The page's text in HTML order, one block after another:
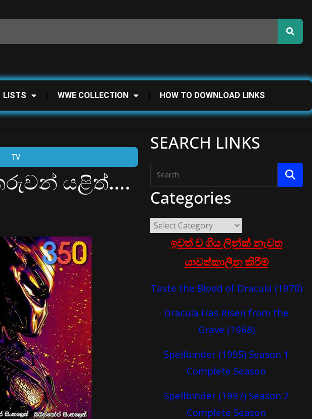
LISTS WWE COLLECTION HOW TO DOWNLOAD LINKS
TV
යළිත්….
SEARCH LINKS
Categories
ඉවත් ව ගිය ලින්ක් නැවත
යාවත්කාලීන කිරීම්
Taste the Blood of Dracula (1970)
Dracula Has Risen from the
Grave (1968)
Spellbinder (1995) Season 1
Complete Season
Spellbinder (1997) Season 2
Complete Season